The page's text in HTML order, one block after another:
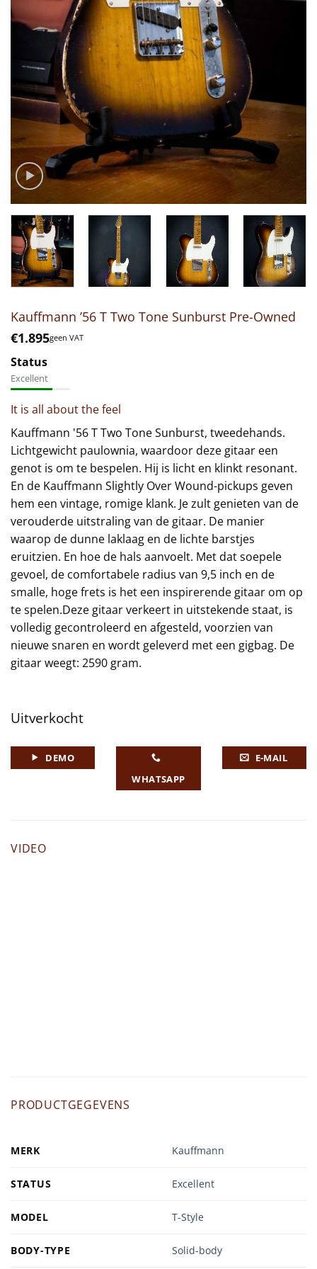
Kauffmann ’56 T Two Tone Sunburst Pre-Owned
€1.895geen VAT
Status
Excellent
It is all about the feel
Kauffmann '56 T Two Tone Sunburst, tweedehands.
Lichtgewicht paulownia, waardoor deze gitaar een
genot is om te bespelen. Hij is licht en klinkt resonant.
En de Kauffmann Slightly Over Wound-pickups geven
hem een vintage, romige klank. Je zult genieten van de
verouderde uitstraling van de gitaar. De manier
waarop de dunne laklaag en de lichte barstjes
eruitzien. En hoe de hals aanvoelt. Met dat soepele
gevoel, de comfortabele radius van 9,5 inch en de
smalle, hoge frets is het een inspirerende gitaar om op
te spelen.Deze gitaar verkeert in uitstekende staat, is
volledig gecontroleerd en afgesteld, voorzien van
nieuwe snaren en wordt geleverd met een gigbag. De
gitaar weegt: 2590 gram.
Uitverkocht
DEMO
WHATSAPP
E-MAIL
VIDEO
PRODUCTGEGEVENS
MERK Kauffmann
STATUS Excellent
MODEL T-Style
BODY-TYPE Solid-body